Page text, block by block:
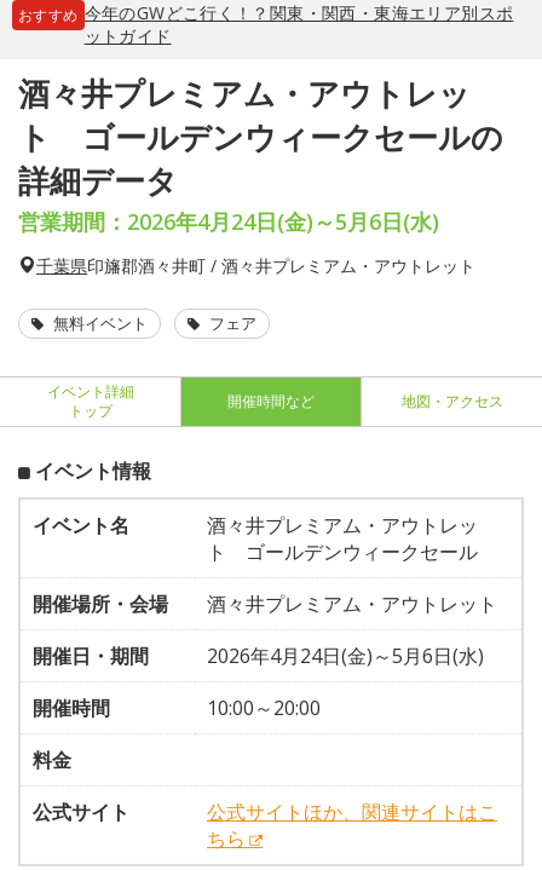
おすすめ 今年のGWどこ行く！？関東・関西・東海エリア別スポ
ットガイド
酒々井プレミアム・アウトレッ
ト ゴールデンウィークセールの
詳細データ
営業期間：2026年4月24日(金)～5月6日(水)
千葉県印旛郡酒々井町 / 酒々井プレミアム・アウトレット
無料イベント フェア
イベント詳細
トップ
開催時間など 地図・アクセス
イベント情報
イベント名
酒々井プレミアム・アウトレッ
ト ゴールデンウィークセール
開催場所・会場
酒々井プレミアム・アウトレット
開催日・期間
2026年4月24日(金)～5月6日(水)
開催時間
10:00～20:00
料金
公式サイト
公式サイトほか、関連サイトはこ
ちら